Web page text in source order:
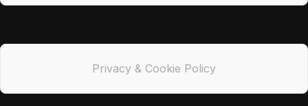
Privacy & Cookie Policy